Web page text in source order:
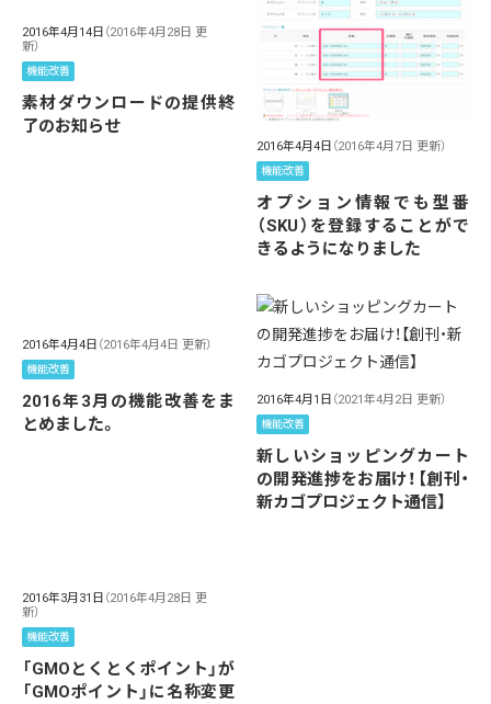
2016年4月14日 （2016年4月28日 更
新）
機能改善
素材ダウンロードの提供終
了のお知らせ
2016年4月4日 （2016年4月7日 更新）
機能改善
オプション情報でも型番
（SKU）を登録することがで
きるようになりました
2016年4月4日 （2016年4月4日 更新）
機能改善
2016年3月の機能改善をま
とめました。
2016年4月1日 （2021年4月2日 更新）
機能改善
新しいショッピングカート
の開発進捗をお届け！【創刊・
新カゴプロジェクト通信】
2016年3月31日 （2016年4月28日 更
新）
機能改善
「GMOとくとくポイント」が
「GMOポイント」に名称変更